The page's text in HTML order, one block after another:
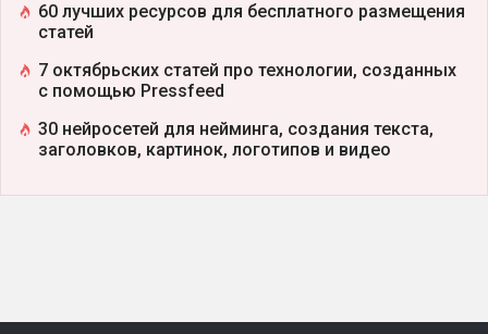
60 лучших ресурсов для бесплатного размещения
статей
7 октябрьских статей про технологии, созданных
с помощью Pressfeed
30 нейросетей для нейминга, создания текста,
заголовков, картинок, логотипов и видео